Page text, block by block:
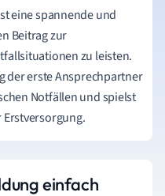
eine spannende und
Beitrag zur
zu leisten.
der erste Ansprechpartner
Notfällen und spielst
einfach